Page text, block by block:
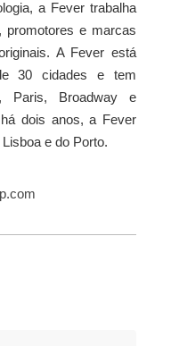
a Fever trabalha
promotores e marcas
A Fever está
30 cidades e tem
Paris, Broadway e
dois anos, a Fever
e do Porto.